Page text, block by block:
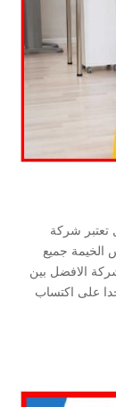
شركة
جميع
الافضل بين
على اكتساب